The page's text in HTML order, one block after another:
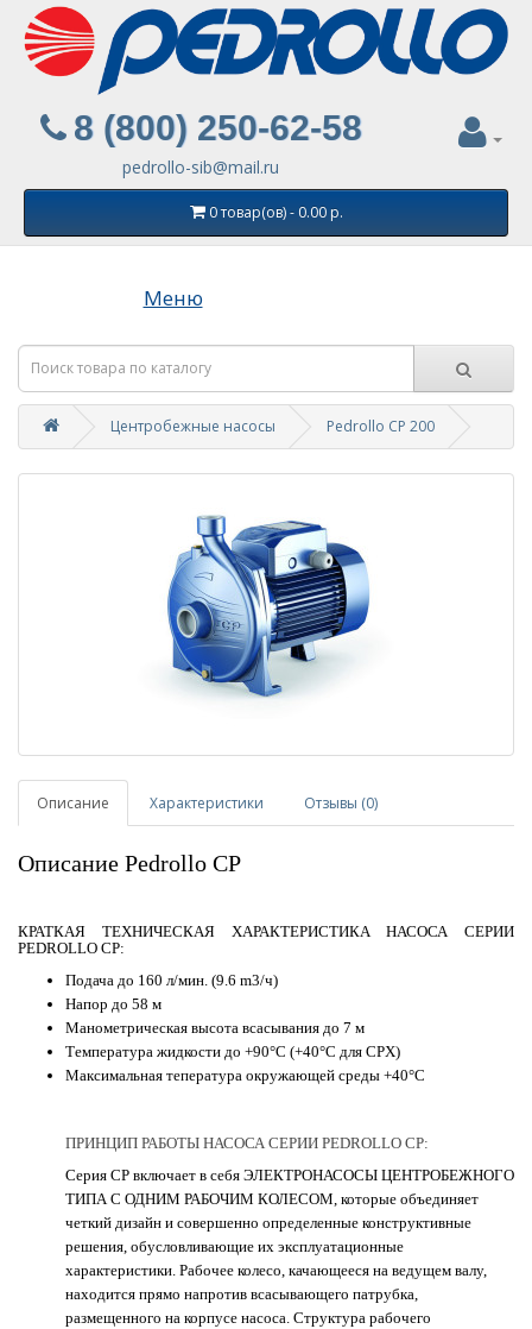
8 (800) 250-62-58
pedrollo-sib@mail.ru
0 товар(ов) - 0.00 р.
Меню
Центробежные насосы Pedrollo CP 200
Описание Характеристики Отзывы (0)
Описание Pedrollo CP
КРАТКАЯ ТЕХНИЧЕСКАЯ ХАРАКТЕРИСТИКА НАСОСА СЕРИИ
PEDROLLO CP:
Подача до 160 л/мин. (9.6 m3/ч)
Напор до 58 м
Манометрическая высота всасывания до 7 м
Температура жидкости до +90°C (+40°C для CPX)
Максимальная тепература окружающей среды +40°C
ПРИНЦИП РАБОТЫ НАСОСА СЕРИИ PEDROLLO CP:
Серия СР включает в себя ЭЛЕКТРОНАСОСЫ ЦЕНТРОБЕЖНОГО
ТИПА С ОДНИМ РАБОЧИМ КОЛЕСОМ, которые объединяет
четкий дизайн и совершенно определенные конструктивные
решения, обусловливающие их эксплуатационные
характеристики. Рабочее колесо, качающееся на ведущем валу,
находится прямо напротив всасывающего патрубка,
размещенного на корпусе насоса. Структура рабочего